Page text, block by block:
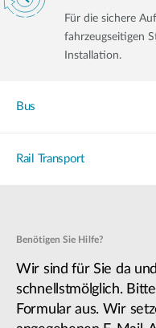
Für die sichere
fahrzeugseitigen
Installation.
Bus
Rail Transport
Benötigen Sie Hilfe?
Wir sind für Sie da
schnellstmölglich.
Formular aus. Wir